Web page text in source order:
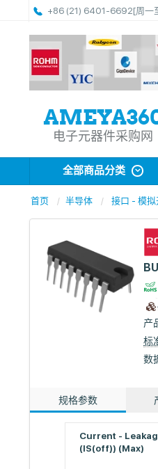
+86 (21) 6401-6692[周一
电子元器件采购网
全部商品分类
首页 半导体 接口 - 模
产
标
数
规格参数
Current -
(IS(off)) (Max)